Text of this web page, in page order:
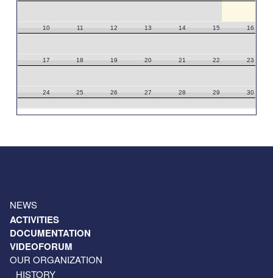
10 11 12 13 14 15 16
17 18 19 20 21 22 23
24 25 26 27 28 29 30
NEWS
ACTIVITIES
DOCUMENTATION
VIDEOFORUM
OUR ORGANIZATION
HISTORY